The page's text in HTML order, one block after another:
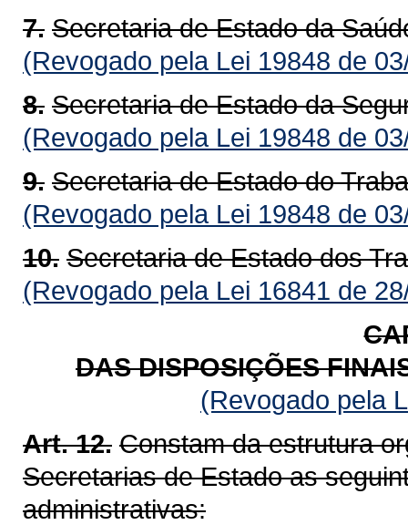
7. Secretaria de Estado da
(Revogado pela Lei 19848 de
8. Secretaria de Estado da
(Revogado pela Lei 19848 de
9. Secretaria de Estado do
(Revogado pela Lei 19848 de
10. Secretaria de Estado dos
(Revogado pela Lei 16841 de
DAS DISPOSIÇÕES
(Revogado pela
Art. 12. Constam da estrutura
Secretarias de Estado as
administrativas: